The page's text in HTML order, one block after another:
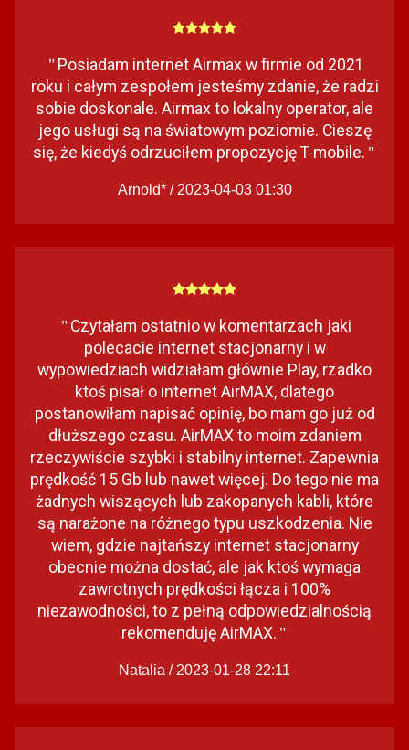
" Posiadam internet Airmax w firmie od 2021
roku i całym zespołem jesteśmy zdanie, że radzi
sobie doskonale. Airmax to lokalny operator, ale
jego usługi są na światowym poziomie. Cieszę
się, że kiedyś odrzuciłem propozycję T-mobile. "
Arnold* / 2023-04-03 01:30
" Czytałam ostatnio w komentarzach jaki
polecacie internet stacjonarny i w
wypowiedziach widziałam głównie Play, rzadko
ktoś pisał o internet AirMAX, dlatego
postanowiłam napisać opinię, bo mam go już od
dłuższego czasu. AirMAX to moim zdaniem
rzeczywiście szybki i stabilny internet. Zapewnia
prędkość 15 Gb lub nawet więcej. Do tego nie ma
żadnych wiszących lub zakopanych kabli, które
są narażone na różnego typu uszkodzenia. Nie
wiem, gdzie najtańszy internet stacjonarny
obecnie można dostać, ale jak ktoś wymaga
zawrotnych prędkości łącza i 100%
niezawodności, to z pełną odpowiedzialnością
rekomenduję AirMAX. "
Natalia / 2023-01-28 22:11